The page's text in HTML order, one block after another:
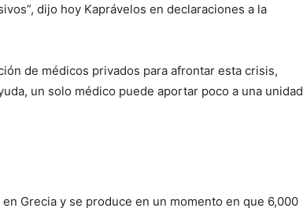
dijo hoy Kaprávelos en declaraciones a la
de médicos privados para afrontar esta crisis,
un solo médico puede aportar poco a una unidad
Grecia y se produce en un momento en que 6,000